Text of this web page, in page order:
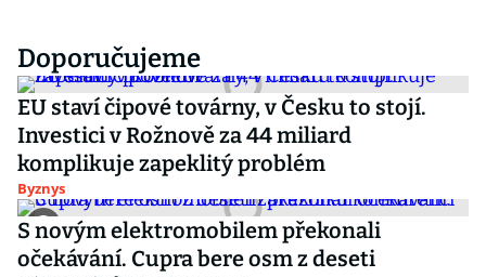
Doporučujeme
EU staví čipové továrny, v Česku to stojí.
Investici v Rožnově za 44 miliard
komplikuje zapeklitý problém
Byznys
S novým elektromobilem překonali
očekávání. Cupra bere osm z deseti